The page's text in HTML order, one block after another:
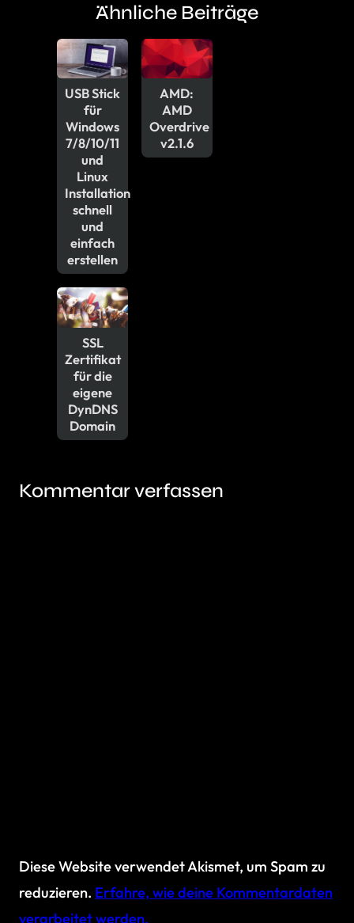
Ähnliche Beiträge
USB Stick
für
Windows
7/8/10/11
und
Linux
Installation
schnell
und
einfach
erstellen
SSL
Zertifikat
für die
eigene
DynDNS
Domain
AMD:
AMD
Overdrive
v2.1.6
Kommentar verfassen
Diese Website verwendet Akismet, um Spam zu
reduzieren. Erfahre, wie deine Kommentardaten
verarbeitet werden.